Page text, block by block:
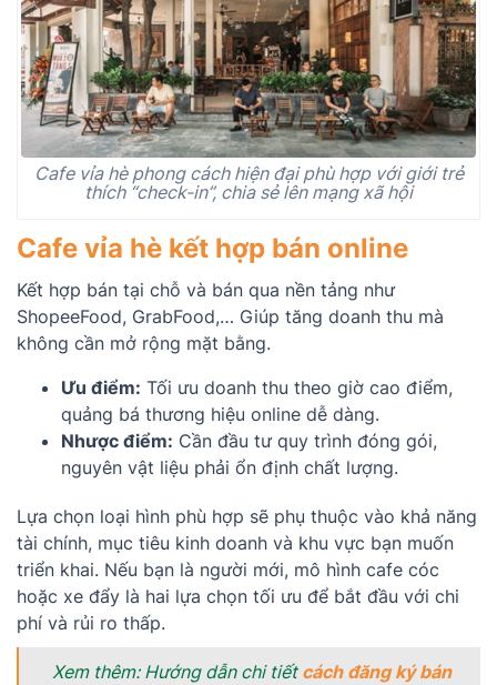
Cafe vỉa hè phong cách hiện đại phù hợp với giới trẻ
thích “check-in”, chia sẻ lên mạng xã hội
Cafe vỉa hè kết hợp bán online
Kết hợp bán tại chỗ và bán qua nền tảng như
ShopeeFood, GrabFood,… Giúp tăng doanh thu mà
không cần mở rộng mặt bằng.
Ưu điểm: Tối ưu doanh thu theo giờ cao điểm,
quảng bá thương hiệu online dễ dàng.
Nhược điểm: Cần đầu tư quy trình đóng gói,
nguyên vật liệu phải ổn định chất lượng.
Lựa chọn loại hình phù hợp sẽ phụ thuộc vào khả năng
tài chính, mục tiêu kinh doanh và khu vực bạn muốn
triển khai. Nếu bạn là người mới, mô hình cafe cóc
hoặc xe đẩy là hai lựa chọn tối ưu để bắt đầu với chi
phí và rủi ro thấp.
Xem thêm: Hướng dẫn chi tiết cách đăng ký bán